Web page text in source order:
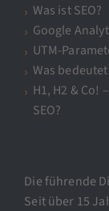
Was ist SEO?
Google
UTM-
Was
H1, H2 &
SEO?
Die führende
Seit über 15